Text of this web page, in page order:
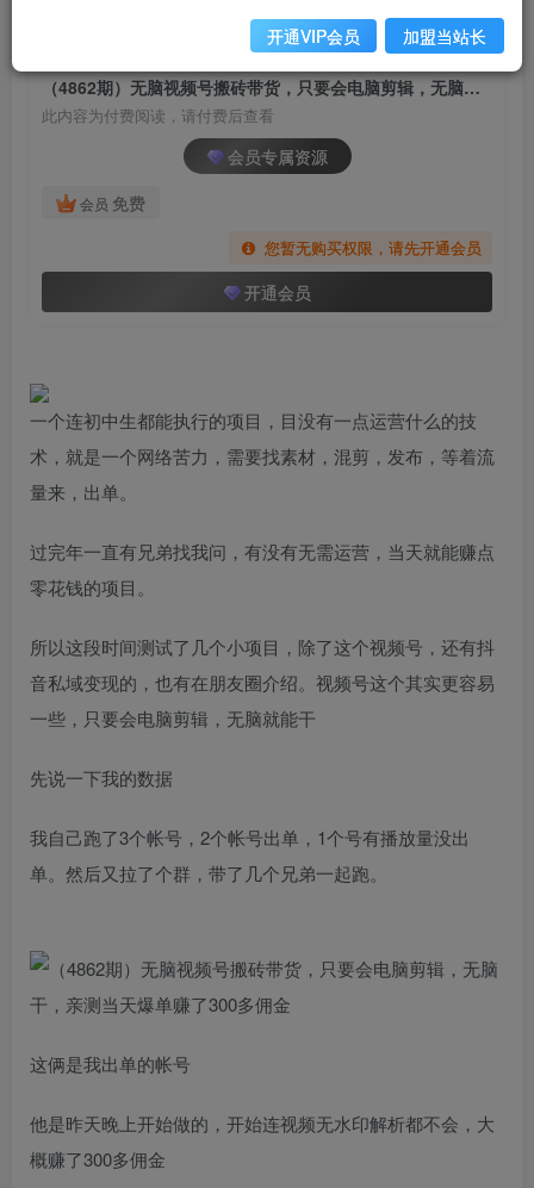
1411 192
（4862期）无脑视频号搬砖带货，只要会电脑剪辑，无脑干，亲测当天爆单赚了300多佣金
此内容为付费阅读，请付费后查看
会员专属资源
会员 免费
您暂无购买权限，请先开通会员
开通会员
一个连初中生都能执行的项目，目没有一点运营什么的技
术，就是一个网络苦力，需要找素材，混剪，发布，等着流
量来，出单。
过完年一直有兄弟找我问，有没有无需运营，当天就能赚点
零花钱的项目。
所以这段时间测试了几个小项目，除了这个视频号，还有抖
音私域变现的，也有在朋友圈介绍。视频号这个其实更容易
一些，只要会电脑剪辑，无脑就能干
先说一下我的数据
我自己跑了3个帐号，2个帐号出单，1个号有播放量没出
单。然后又拉了个群，带了几个兄弟一起跑。
这俩是我出单的帐号
他是昨天晚上开始做的，开始连视频无水印解析都不会，大
概赚了300多佣金
开通VIP会员 加盟当站长